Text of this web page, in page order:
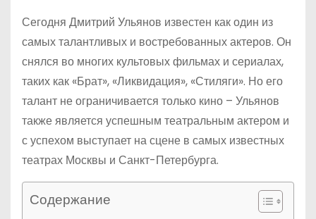
Сегодня Дмитрий Ульянов известен как один из
самых талантливых и востребованных актеров. Он
снялся во многих культовых фильмах и сериалах,
таких как «Брат», «Ликвидация», «Стиляги». Но его
талант не ограничивается только кино – Ульянов
также является успешным театральным актером и
с успехом выступает на сцене в самых известных
театрах Москвы и Санкт-Петербурга.
Содержание